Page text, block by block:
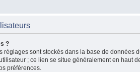
?
réglages sont stockés dans la base de données
; ce lien se situe généralement en haut
préférences.